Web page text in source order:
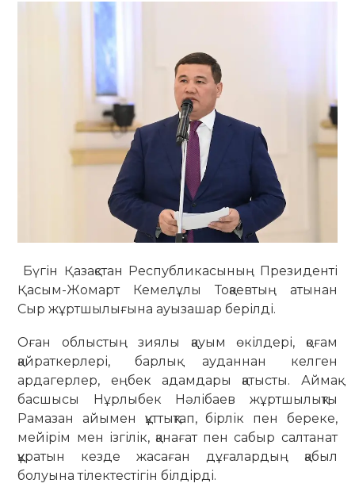
Бүгін Қазақстан Республикасының Президенті
Қасым-Жомарт Кемелұлы Тоқаевтың атынан
Сыр жұртшылығына ауызашар берілді.
Оған облыстың зиялы қауым өкілдері, қоғам
қайраткерлері, барлық ауданнан келген
ардагерлер, еңбек адамдары қатысты. Аймақ
басшысы Нұрлыбек Нәлібаев жұртшылықты
Рамазан айымен құттықтап, бірлік пен береке,
мейірім мен ізгілік, қанағат пен сабыр салтанат
құратын кезде жасаған дұғалардың қабыл
болуына тілектестігін білдірді.